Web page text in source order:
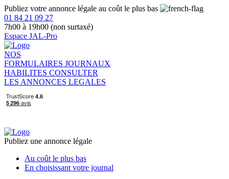
Publiez votre annonce légale au coût le plus bas
01 84 21 09 27
7h00 à 19h00 (non surtaxé)
Espace JAL-Pro
NOS
FORMULAIRES JOURNAUX
HABILITES CONSULTER
LES ANNONCES LEGALES
Publiez une annonce légale
Au coût le plus bas
En choisissant votre journal